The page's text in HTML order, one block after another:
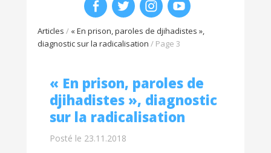
Articles / « En prison, paroles de djihadistes »,
diagnostic sur la radicalisation / Page 3
« En prison, paroles de
djihadistes », diagnostic
sur la radicalisation
Posté le 23.11.2018